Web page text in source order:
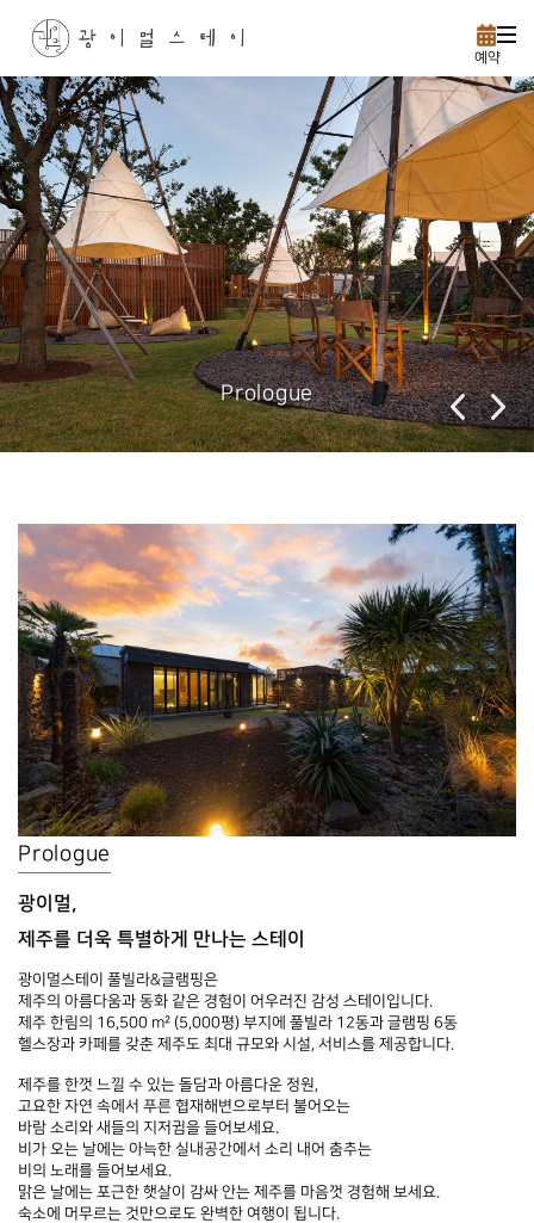
예약
Prologue
Prologue
광이멀,
제주를 더욱 특별하게 만나는 스테이
광이멀스테이 풀빌라&글램핑은
제주의 아름다움과 동화 같은 경험이 어우러진 감성 스테이입니다.
제주 한림의 16,500 m² (5,000평) 부지에 풀빌라 12동과 글램핑 6동
헬스장과 카페를 갖춘 제주도 최대 규모와 시설, 서비스를 제공합니다.
제주를 한껏 느낄 수 있는 돌담과 아름다운 정원,
고요한 자연 속에서 푸른 협재해변으로부터 불어오는
바람 소리와 새들의 지저귐을 들어보세요.
비가 오는 날에는 아늑한 실내공간에서 소리 내어 춤추는
비의 노래를 들어보세요.
맑은 날에는 포근한 햇살이 감싸 안는 제주를 마음껏 경험해 보세요.
숙소에 머무르는 것만으로도 완벽한 여행이 됩니다.